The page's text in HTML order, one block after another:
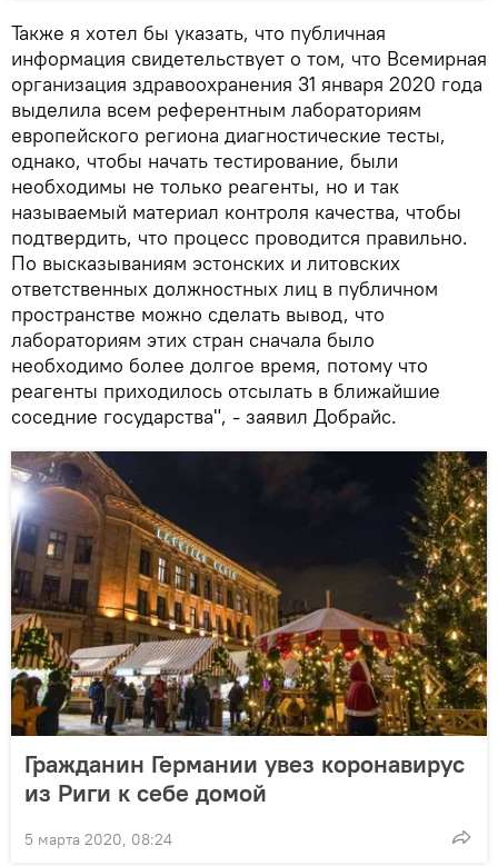
Также я хотел бы указать, что публичная
информация свидетельствует о том, что Всемирная
организация здравоохранения 31 января 2020 года
выделила всем референтным лабораториям
европейского региона диагностические тесты,
однако, чтобы начать тестирование, были
необходимы не только реагенты, но и так
называемый материал контроля качества, чтобы
подтвердить, что процесс проводится правильно.
По высказываниям эстонских и литовских
ответственных должностных лиц в публичном
пространстве можно сделать вывод, что
лабораториям этих стран сначала было
необходимо более долгое время, потому что
реагенты приходилось отсылать в ближайшие
соседние государства", - заявил Добрайс.
Гражданин Германии увез коронавирус
из Риги к себе домой
5 марта 2020, 08:24